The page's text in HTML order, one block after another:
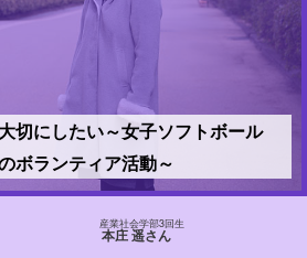
切にしたい～女子ソフトボール
ボランティア活動～
産業社会学部3回生
本庄 遥さん